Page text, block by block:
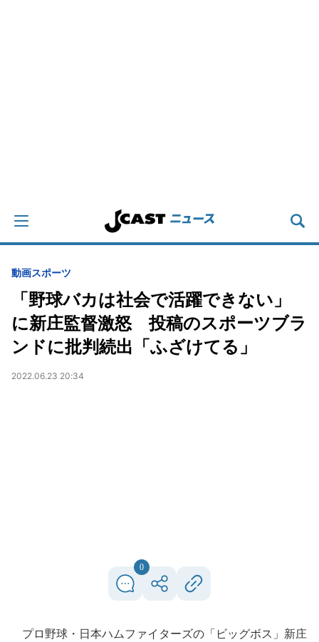
動画スポーツ
「野球バカは社会で活躍できない」
に新庄監督激怒 投稿のスポーツブラ
ンドに批判続出「ふざけてる」
2022.06.23 20:34
0
プロ野球・日本ハムファイターズの「ビッグボス」新庄